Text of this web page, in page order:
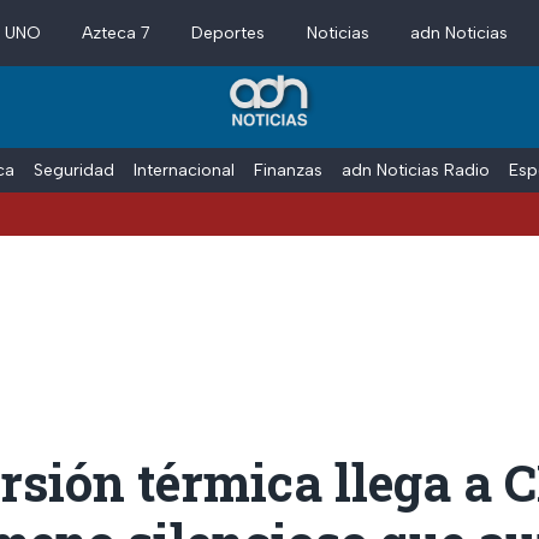
Azteca 7 Deportes Noticias adn Noticias
Seguridad Internacional Finanzas adn Noticias Radio
térmica llega a